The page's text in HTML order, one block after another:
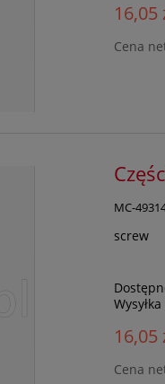
16,05
Cena
MC-
screw
16,05
Cena